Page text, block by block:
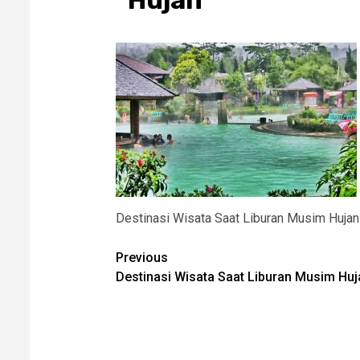
Destinasi Wisata Saat Liburan Musim Hujan
Post
navigation
Previous
Destinasi Wisata Saat Liburan Musim